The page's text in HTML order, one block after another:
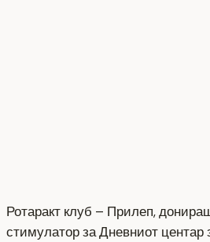
Ротаракт клуб – Прилеп,
стимулатор за Дневниот центар